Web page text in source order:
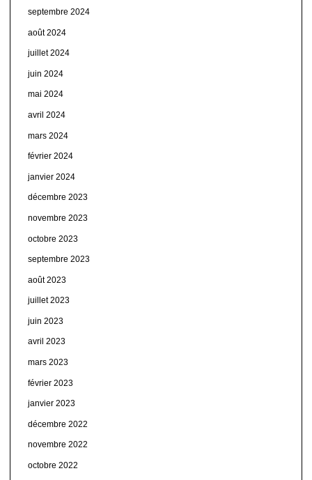
septembre 2024
août 2024
juillet 2024
juin 2024
mai 2024
avril 2024
mars 2024
février 2024
janvier 2024
décembre 2023
novembre 2023
octobre 2023
septembre 2023
août 2023
juillet 2023
juin 2023
avril 2023
mars 2023
février 2023
janvier 2023
décembre 2022
novembre 2022
octobre 2022